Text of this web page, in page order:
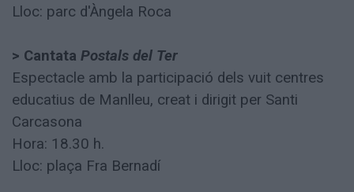
Lloc: parc d'Àngela Roca
> Cantata Postals del Ter
Espectacle amb la participació dels vuit centres
educatius de Manlleu, creat i dirigit per Santi
Carcasona
Hora: 18.30 h.
Lloc: plaça Fra Bernadí